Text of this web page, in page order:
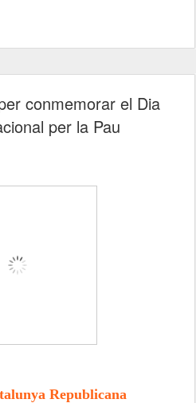
conmemorar el Dia
per la Pau
Republicana